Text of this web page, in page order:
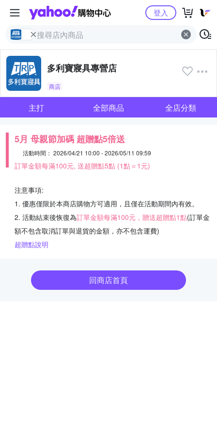
Yahoo購物中心
登入
多利寶寢具專營店
商店
主打 全部商品 全店分類
5月 母親節加碼 超贈點5倍送
活動時間： 2026/04/21 10:00 - 2026/05/11 09:59
訂單金額每滿100元, 送超贈點5點 (1點＝1元)
注意事項:
1. 優惠僅限於本商店購物方可適用，且僅在活動期間內有效。
2. 活動結束後恢復為訂單金額每滿100元，贈送超贈點1點(訂單金
額不包含取消訂單與退貨的金額，亦不包含運費)
超贈點說明
回商店首頁